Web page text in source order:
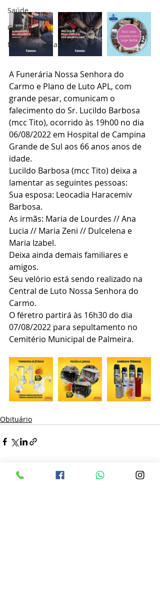
Saúde
Geral
Nova categoria
A Funerária Nossa Senhora do
Carmo e Plano de Luto APL, com
grande pesar, comunicam o
falecimento do Sr. Lucildo Barbosa
(mcc Tito), ocorrido às 19h00 no dia
06/08/2022 em Hospital de Campina
Grande de Sul aos 66 anos anos de
idade.
Lucildo Barbosa (mcc Tito) deixa a
lamentar as seguintes pessoas:
Sua esposa: Leocadia Haracemiv
Barbosa.
As irmãs: Maria de Lourdes // Ana
Lucia // Maria Zeni // Dulcelena e
Maria Izabel.
Deixa ainda demais familiares e
amigos.
Seu velório está sendo realizado na
Central de Luto Nossa Senhora do
Carmo.
O féretro partirá às 16h30 do dia
07/08/2022 para sepultamento no
Cemitério Municipal de Palmeira.
Obituário
Posts recentes Ver tudo